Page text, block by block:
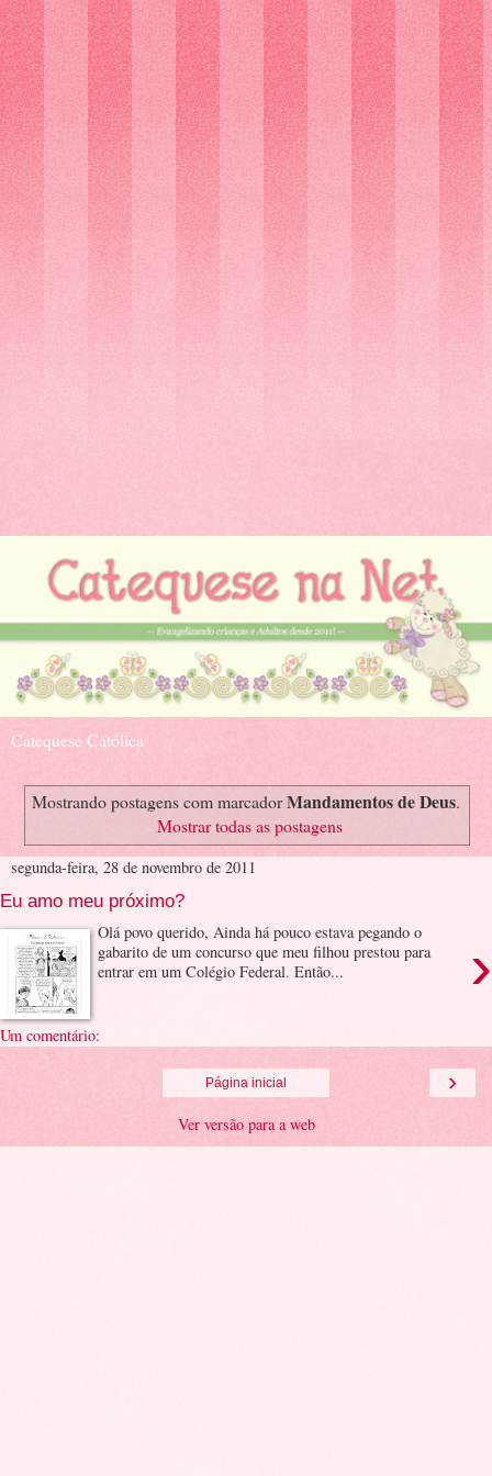
Catequese Católica
Mostrando postagens com marcadorMandamentos de Deus.
Mostrar todas as postagens
segunda-feira, 28 de novembro de 2011
Eu amo meu próximo?
›
Olá povo querido, Ainda há pouco estava pegando o
gabarito de um concurso que meu filhou prestou para
entrar em um Colégio Federal. Então...
Um comentário:
›
Página inicial
Ver versão para a web